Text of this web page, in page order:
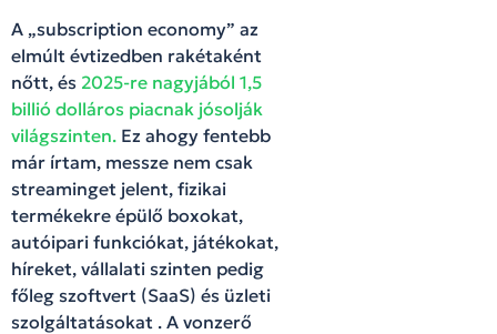
A „subscription economy” az
elmúlt évtizedben rakétaként
nőtt, és 2025-re nagyjából 1,5
billió dolláros piacnak jósolják
világszinten. Ez ahogy fentebb
már írtam, messze nem csak
streaminget jelent, fizikai
termékekre épülő boxokat,
autóipari funkciókat, játékokat,
híreket, vállalati szinten pedig
főleg szoftvert (SaaS) és üzleti
szolgáltatásokat . A vonzerő